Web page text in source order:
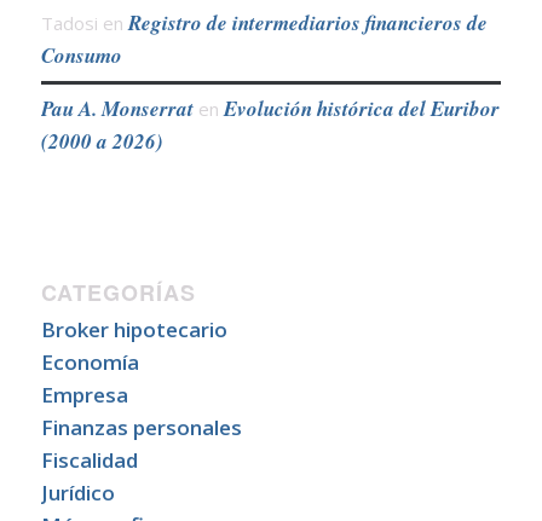
Tadosi en Registro de intermediarios financieros de
Consumo
Pau A. Monserraten Evolución histórica del Euribor
(2000 a 2026)
CATEGORÍAS
Broker hipotecario
Economía
Empresa
Finanzas personales
Fiscalidad
Jurídico